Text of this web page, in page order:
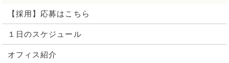
【採用】応募はこちら
１日のスケジュール
オフィス紹介